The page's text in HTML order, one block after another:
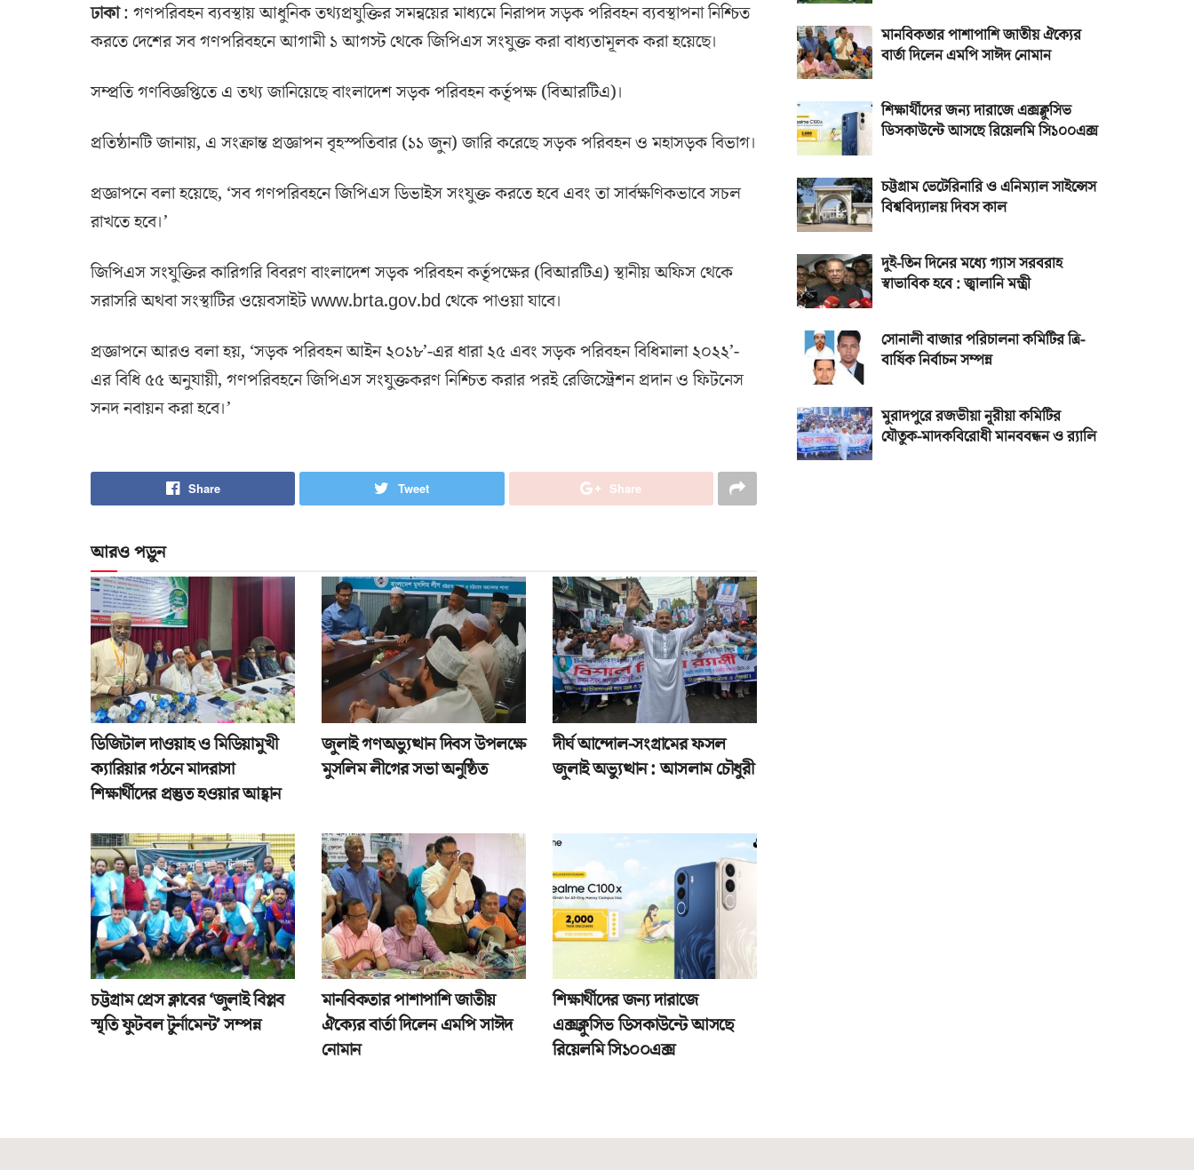
ঢাকা: গণপরিবহন ব্যবস্থায় আধুনিক তথ্যপ্রযুক্তির সমন্বয়ের মাধ্যমে নিরাপদ সড়ক পরিবহন ব্যবস্থাপনা নিশ্চিত
করতে দেশের সব গণপরিবহনে আগামী ১ আগস্ট থেকে জিপিএস সংযুক্ত করা বাধ্যতামূলক করা হয়েছে।
সম্প্রতি গণবিজ্ঞপ্তিতে এ তথ্য জানিয়েছে বাংলাদেশ সড়ক পরিবহন কর্তৃপক্ষ (বিআরটিএ)।
প্রতিষ্ঠানটি জানায়, এ সংক্রান্ত প্রজ্ঞাপন বৃহস্পতিবার (১১ জুন) জারি করেছে সড়ক পরিবহন ও মহাসড়ক বিভাগ।
প্রজ্ঞাপনে বলা হয়েছে, ‘সব গণপরিবহনে জিপিএস ডিভাইস সংযুক্ত করতে হবে এবং তা সার্বক্ষণিকভাবে সচল
রাখতে হবে।’
জিপিএস সংযুক্তির কারিগরি বিবরণ বাংলাদেশ সড়ক পরিবহন কর্তৃপক্ষের (বিআরটিএ) স্থানীয় অফিস থেকে
সরাসরি অথবা সংস্থাটির ওয়েবসাইট www.brta.gov.bd থেকে পাওয়া যাবে।
প্রজ্ঞাপনে আরও বলা হয়, ‘সড়ক পরিবহন আইন ২০১৮’-এর ধারা ২৫ এবং সড়ক পরিবহন বিধিমালা ২০২২’-
এর বিধি ৫৫ অনুযায়ী, গণপরিবহনে জিপিএস সংযুক্তকরণ নিশ্চিত করার পরই রেজিস্ট্রেশন প্রদান ও ফিটনেস
সনদ নবায়ন করা হবে।’
Share Tweet Share
আরও পড়ুন
ডিজিটাল দাওয়াহ ও মিডিয়ামুখী
ক্যারিয়ার গঠনে মাদরাসা
শিক্ষার্থীদের প্রস্তুত হওয়ার আহ্বান
জুলাই গণঅভ্যুত্থান দিবস উপলক্ষে
মুসলিম লীগের সভা অনুষ্ঠিত
দীর্ঘ আন্দোল-সংগ্রামের ফসল
জুলাই অভ্যুত্থান : আসলাম চৌধুরী
চট্টগ্রাম প্রেস ক্লাবের ‘জুলাই বিপ্লব
স্মৃতি ফুটবল টুর্নামেন্ট’ সম্পন্ন
মানবিকতার পাশাপাশি জাতীয়
ঐক্যের বার্তা দিলেন এমপি সাঈদ
নোমান
শিক্ষার্থীদের জন্য দারাজে
এক্সক্লুসিভ ডিসকাউন্টে আসছে
রিয়েলমি সি১০০এক্স
মানবিকতার পাশাপাশি জাতীয় ঐক্যের
বার্তা দিলেন এমপি সাঈদ নোমান
শিক্ষার্থীদের জন্য দারাজে এক্সক্লুসিভ
ডিসকাউন্টে আসছে রিয়েলমি সি১০০এক্স
চট্টগ্রাম ভেটেরিনারি ও এনিম্যাল সাইন্সেস
বিশ্ববিদ্যালয় দিবস কাল
দুই-তিন দিনের মধ্যে গ্যাস সরবরাহ
স্বাভাবিক হবে : জ্বালানি মন্ত্রী
সোনালী বাজার পরিচালনা কমিটির ত্রি-
বার্ষিক নির্বাচন সম্পন্ন
মুরাদপুরে রজভীয়া নূরীয়া কমিটির
যৌতুক-মাদকবিরোধী মানববন্ধন ও র‌্যালি